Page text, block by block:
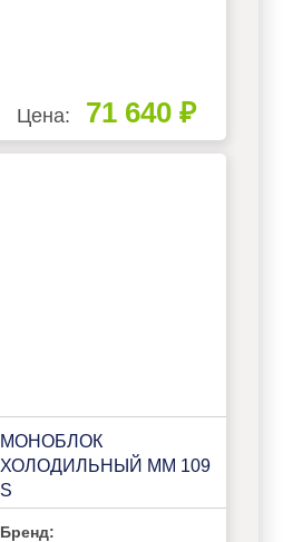
Цена: 71 640 ₽
МОНОБЛОК
ХОЛОДИЛЬНЫЙ MM 109
S
Бренд: